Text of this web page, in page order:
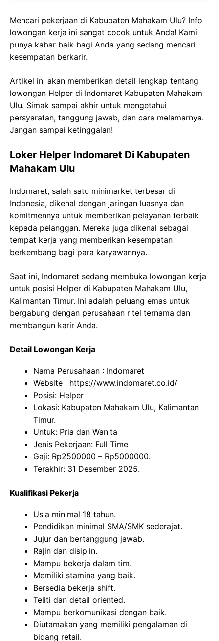
Mencari pekerjaan di Kabupaten Mahakam Ulu? Info
lowongan kerja ini sangat cocok untuk Anda! Kami
punya kabar baik bagi Anda yang sedang mencari
kesempatan berkarir.
Artikel ini akan memberikan detail lengkap tentang
lowongan Helper di Indomaret Kabupaten Mahakam
Ulu. Simak sampai akhir untuk mengetahui
persyaratan, tanggung jawab, dan cara melamarnya.
Jangan sampai ketinggalan!
Loker Helper Indomaret Di Kabupaten
Mahakam Ulu
Indomaret, salah satu minimarket terbesar di
Indonesia, dikenal dengan jaringan luasnya dan
komitmennya untuk memberikan pelayanan terbaik
kepada pelanggan. Mereka juga dikenal sebagai
tempat kerja yang memberikan kesempatan
berkembang bagi para karyawannya.
Saat ini, Indomaret sedang membuka lowongan kerja
untuk posisi Helper di Kabupaten Mahakam Ulu,
Kalimantan Timur. Ini adalah peluang emas untuk
bergabung dengan perusahaan ritel ternama dan
membangun karir Anda.
Detail Lowongan Kerja
Nama Perusahaan : Indomaret
Website : https://www.indomaret.co.id/
Posisi: Helper
Lokasi: Kabupaten Mahakam Ulu, Kalimantan
Timur.
Untuk: Pria dan Wanita
Jenis Pekerjaan: Full Time
Gaji: Rp2500000 – Rp5000000.
Terakhir: 31 Desember 2025.
Kualifikasi Pekerja
Usia minimal 18 tahun.
Pendidikan minimal SMA/SMK sederajat.
Jujur dan bertanggung jawab.
Rajin dan disiplin.
Mampu bekerja dalam tim.
Memiliki stamina yang baik.
Bersedia bekerja shift.
Teliti dan detail oriented.
Mampu berkomunikasi dengan baik.
Diutamakan yang memiliki pengalaman di
bidang retail.